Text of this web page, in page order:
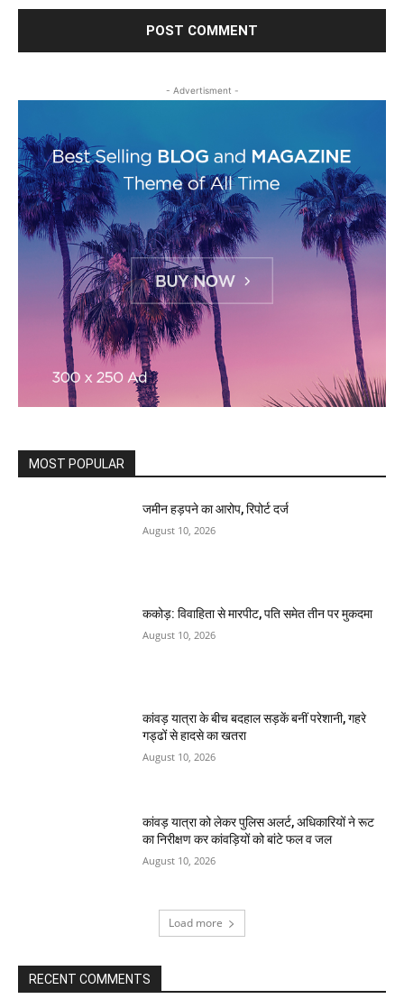
- Advertisment -
MOST POPULAR
जमीन हड़पने का आरोप, रिपोर्ट दर्ज
August 10, 2026
ककोड़: विवाहिता से मारपीट, पति समेत तीन पर मुकदमा
August 10, 2026
कांवड़ यात्रा के बीच बदहाल सड़कें बनीं परेशानी, गहरे
गड्ढों से हादसे का खतरा
August 10, 2026
कांवड़ यात्रा को लेकर पुलिस अलर्ट, अधिकारियों ने रूट
का निरीक्षण कर कांवड़ियों को बांटे फल व जल
August 10, 2026
Load more
RECENT COMMENTS